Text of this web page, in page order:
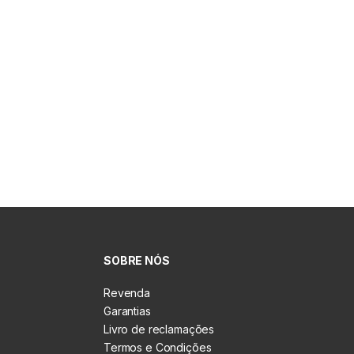
SOBRE NÓS
Revenda
Garantias
Livro de reclamações
Termos e Condições